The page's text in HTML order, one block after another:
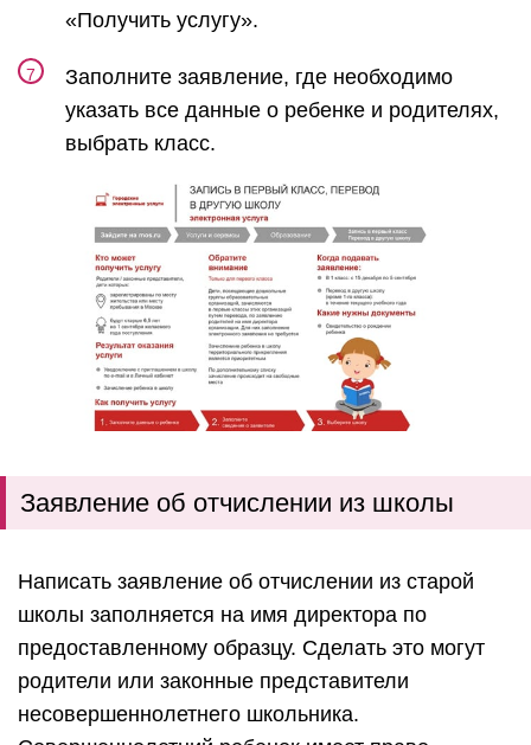
«Получить услугу».
Заполните заявление, где необходимо
указать все данные о ребенке и родителях,
выбрать класс.
Заявление об отчислении из школы
Написать заявление об отчислении из старой
школы заполняется на имя директора по
предоставленному образцу. Сделать это могут
родители или законные представители
несовершеннолетнего школьника.